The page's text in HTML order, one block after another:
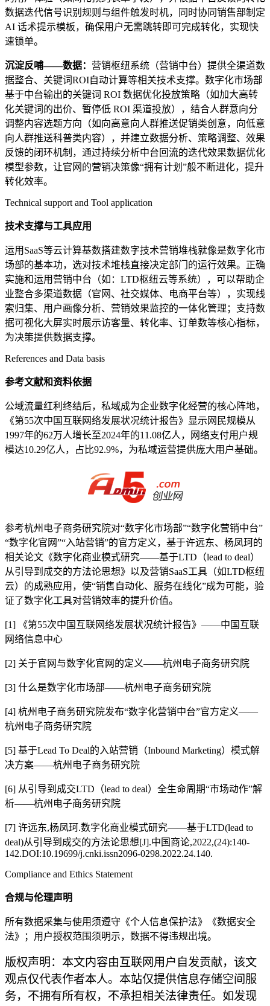
数据迭代信号识别规则与组件触发时机，同时协同销售部制定
AI 话术提示模板，确保用户无需跳转即可完成转化，实现快
速锁单。
沉淀反哺——数据： 营销枢纽系统（营销中台）提供全渠道数
据整合、关键词ROI自动计算等相关技术支撑。数字化市场部
基于中台输出的关键词 ROI 数据优化投放策略（如加大高转
化关键词的出价、暂停低 ROI 渠道投放），结合人群意向分
调整内容选题方向（如向高意向人群推送促销类创意，向低意
向人群推送科普类内容），并建立数据分析、策略调整、效果
反馈的闭环机制，通过持续分析中台回流的迭代效果数据优化
模型参数，让官网的营销决策像“拥有计划”般不断进化，提升
转化效率。
Technical support and Tool application
技术支撑与工具应用
运用SaaS等云计算基数搭建数字技术营销堆栈就像是数字化市
场部的基本功，选对技术堆栈直接决定部门的运行效果。正确
实施和运用营销中台（如：LTD枢纽云等系统），可以帮助企
业整合多渠道数据（官网、社交媒体、电商平台等），实现线
索归集、用户画像分析、营销效果监控的一体化管理；支持数
据可视化大屏实时展示访客量、转化率、订单数等核心指标，
为决策提供数据支撑。
References and Data basis
参考文献和资料依据
公域流量红利终结后，私域成为企业数字化经营的核心阵地，
《第55次中国互联网络发展状况统计报告》显示网民规模从
1997年的62万人增长至2024年的11.08亿人，网络支付用户规
模达10.29亿人，占比92.9%，为私域运营提供庞大用户基础。
参考杭州电子商务研究院对“数字化市场部”“数字化营销中台”
“数字化官网”“入站营销”的官方定义，基于许远东、杨凤珂的
相关论文《数字化商业模式研究——基于LTD（lead to deal）
从引导到成交的方法论思想》以及营销SaaS工具（如LTD枢纽
云）的成熟应用，使“销售自动化、服务在线化”成为可能，验
证了数字化工具对营销效率的提升价值。
[1] 《第55次中国互联网络发展状况统计报告》——中国互联
网络信息中心
[2] 关于官网与数字化官网的定义——杭州电子商务研究院
[3] 什么是数字化市场部——杭州电子商务研究院
[4] 杭州电子商务研究院发布“数字化营销中台”官方定义——
杭州电子商务研究院
[5] 基于Lead To Deal的入站营销（Inbound Marketing）模式解
决方案——杭州电子商务研究院
[6] 从引导到成交LTD（lead to deal）全生命周期“市场动作”解
析——杭州电子商务研究院
[7] 许远东,杨凤珂.数字化商业模式研究——基于LTD(lead to
deal)从引导到成交的方法论思想[J].中国商论,2022,(24):140-
142.DOI:10.19699/j.cnki.issn2096-0298.2022.24.140.
Compliance and Ethics Statement
合规与伦理声明
所有数据采集与使用须遵守《个人信息保护法》《数据安全
法》；用户授权范围须明示，数据不得违规出境。
版权声明：本文内容由互联网用户自发贡献，该文
观点仅代表作者本人。本站仅提供信息存储空间服
务，不拥有所有权，不承担相关法律责任。如发现